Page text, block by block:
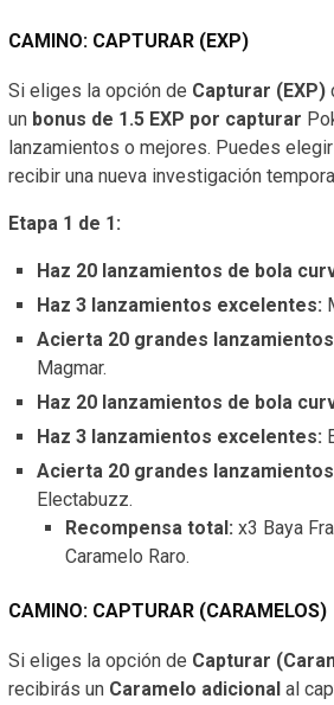
CAMINO: CAPTURAR (EXP)
Si eliges la opción de Capturar (EXP)
un bonus de 1.5 EXP por capturar
lanzamientos o mejores. Puedes
recibir una nueva investigación
Etapa 1 de 1:
Haz 20 lanzamientos de bola
Haz 3 lanzamientos excelentes:
Acierta 20 grandes
Magmar.
Haz 20 lanzamientos de bola
Haz 3 lanzamientos excelentes:
Acierta 20 grandes
Electabuzz.
Recompensa total: x3 Baya
Caramelo Raro.
CAMINO: CAPTURAR (CARAMELOS)
Si eliges la opción de Capturar
recibirás un Caramelo adicional al